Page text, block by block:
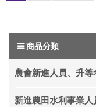
商品分類
農會新進人員、升
新進農田水利事業人